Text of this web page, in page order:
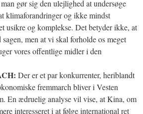
gør sig den ulejlighed at undersøge
klimaforandringer og ikke mindst
usikre og komplekse. Det betyder ikke, at
men at vi skal forholde os meget
vores offentlige midler i den
Der er et par konkurrenter, heriblandt
fremmarch bliver i Vesten
En ædruelig analyse vil vise, at Kina, om
interesseret i at følge international ret